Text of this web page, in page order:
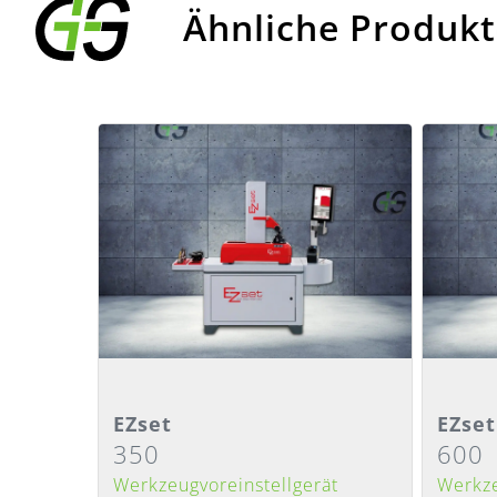
Ähnliche
Detailansicht
Lieferzeit
EZset
350
Werkzeugvoreinstellgerät
EZset
600